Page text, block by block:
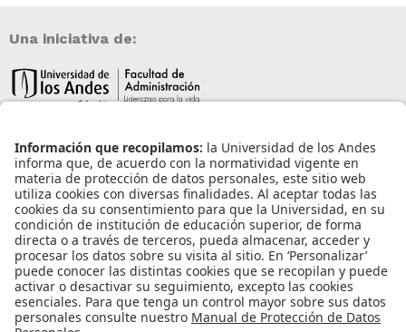
Una iniciativa de:
Información de contacto
info@aneia.edu.co
Bogotá, Colombia
Enlaces de interés
Iniciar sesión
Política de tratamiento de datos personales